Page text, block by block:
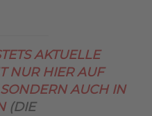
AKTUELLE
NUR HIER AUF
AUCH IN
(DIE